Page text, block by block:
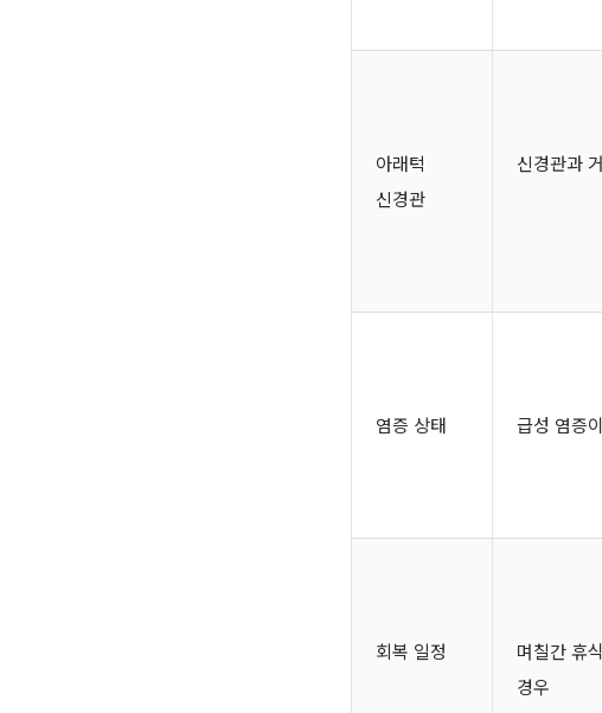
아래턱
신경관
신경관과
염증 상태 급성 염증
회복 일정
며칠간 휴
경우